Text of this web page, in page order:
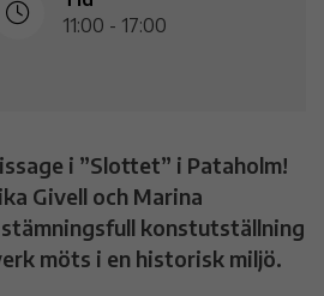
11:00 - 17:00
i ”Slottet” i Pataholm!
Givell och Marina
konstutställning
möts i en historisk miljö.